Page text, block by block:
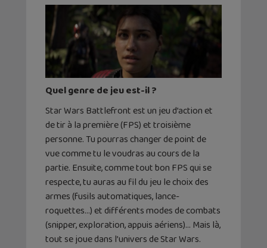
Quel genre de jeu est-il ?
Star Wars Battlefront est un jeu d’action et
de tir à la première (FPS) et troisième
personne. Tu pourras changer de point de
vue comme tu le voudras au cours de la
partie. Ensuite, comme tout bon FPS qui se
respecte, tu auras au fil du jeu le choix des
armes (fusils automatiques, lance-
roquettes…) et différents modes de combats
(snipper, exploration, appuis aériens)… Mais là,
tout se joue dans l’univers de Star Wars.